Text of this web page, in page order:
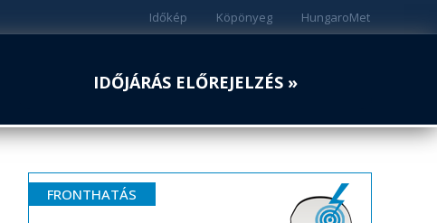
HungaroMet
Köpönyeg
Időkép
IDŐJÁRÁS ELŐREJELZÉS »
FRONTHATÁS